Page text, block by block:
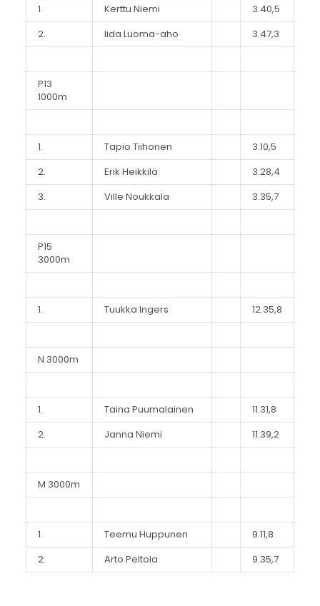
1. Kerttu Niemi
3.40,5
2.
Iida Luoma-aho 3.47,3
P13
1000m
1. Tapio Tiihonen
3.10,5
2.
Erik Heikkilä
3.28,4
3.
Ville Noukkala 3.35,7
P15
3000m
1. Tuukka Ingers 12.35,8
N 3000m
1. Taina Puumalainen
11.31,8
2.
Janna Niemi 11.39,2
M 3000m
1. Teemu Huppunen
9.11,8
2.
Arto Peltola 9.35,7